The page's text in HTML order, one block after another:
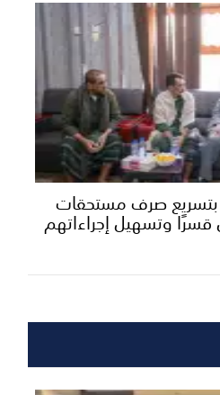
صرف مستحقات
قسرًا وتسهيل إجراءاتهم